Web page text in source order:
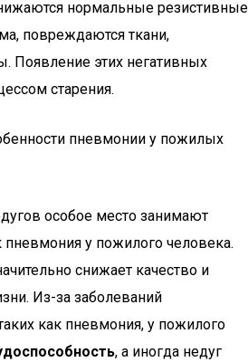
нормальные резистивные
повреждаются ткани,
Появление этих негативных
старения.
пневмонии у пожилых
особое место занимают
пневмония у пожилого человека.
снижает качество и
Из-за заболеваний
как пневмония, у пожилого
, а иногда недуг